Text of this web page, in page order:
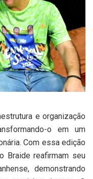
e organização
o em um
Com essa edição
Braide reafirmam seu
demonstrando